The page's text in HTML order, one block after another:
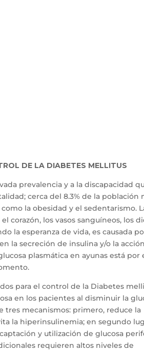
DE LA DIABETES MELLITUS
prevalencia y a la discapacidad
cerca del 8.3% de la población
la obesidad y el sedentarismo.
corazón, los vasos sanguíneos, los
la esperanza de vida, es causada
la secreción de insulina y/o la
plasmática en ayunas está por
para el control de la Diabetes
en los pacientes al disminuir la
tres mecanismos: primero, reduce la
la hiperinsulinemia; en segundo
y utilización de glucosa
requieren altos niveles de